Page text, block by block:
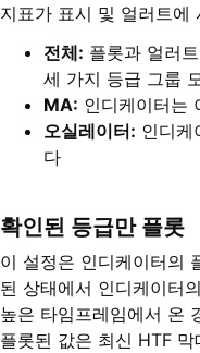
지표가 표시 및 얼러트에
전체: 플롯과 얼러
세 가지 등급 그룹
MA: 인디케이터는
오실레이터: 인디케
다
확인된 등급만 플롯
이 설정은 인디케이터의
된 상태에서 인디케이터
높은 타임프레임에서 온
플롯된 값은 최신 HTF